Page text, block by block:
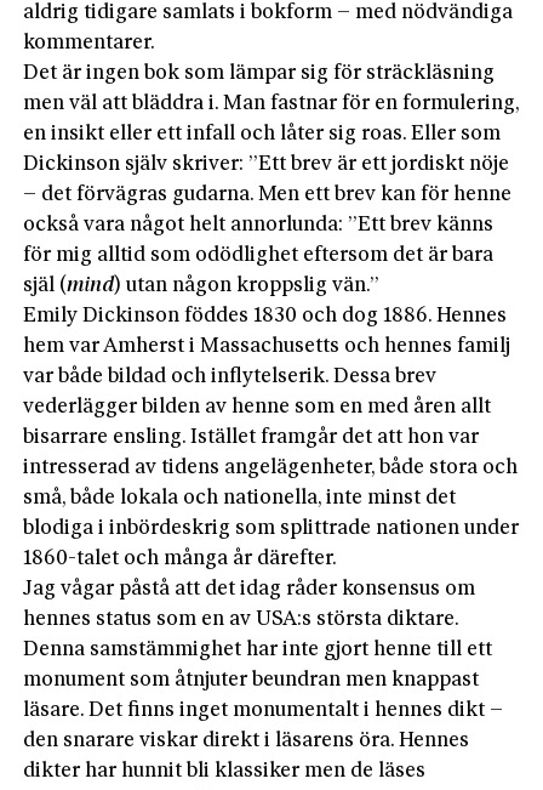
aldrig tidigare samlats i bokform – med nödvändiga
kommentarer.
Det är ingen bok som lämpar sig för sträckläsning
men väl att bläddra i. Man fastnar för en formulering,
en insikt eller ett infall och låter sig roas. Eller som
Dickinson själv skriver: ”Ett brev är ett jordiskt nöje
– det förvägras gudarna. Men ett brev kan för henne
också vara något helt annorlunda: ”Ett brev känns
för mig alltid som odödlighet eftersom det är bara
själ (mind) utan någon kroppslig vän.”
Emily Dickinson föddes 1830 och dog 1886. Hennes
hem var Amherst i Massachusetts och hennes familj
var både bildad och inflytelserik. Dessa brev
vederlägger bilden av henne som en med åren allt
bisarrare ensling. Istället framgår det att hon var
intresserad av tidens angelägenheter, både stora och
små, både lokala och nationella, inte minst det
blodiga i inbördeskrig som splittrade nationen under
1860-talet och många år därefter.
Jag vågar påstå att det idag råder konsensus om
hennes status som en av USA:s största diktare.
Denna samstämmighet har inte gjort henne till ett
monument som åtnjuter beundran men knappast
läsare. Det finns inget monumentalt i hennes dikt –
den snarare viskar direkt i läsarens öra. Hennes
dikter har hunnit bli klassiker men de läses